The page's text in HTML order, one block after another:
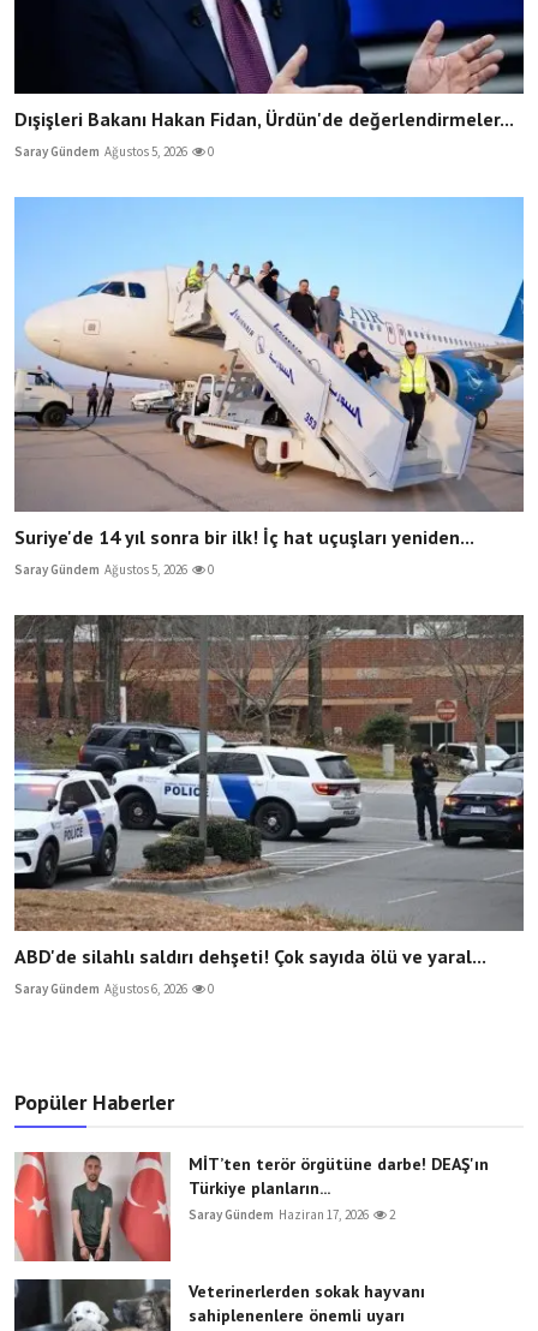
Dışişleri Bakanı Hakan Fidan, Ürdün'de değerlendirmeler...
Saray Gündem Ağustos 5, 2026 0
Suriye'de 14 yıl sonra bir ilk! İç hat uçuşları yeniden...
Saray Gündem Ağustos 5, 2026 0
ABD'de silahlı saldırı dehşeti! Çok sayıda ölü ve yaral...
Saray Gündem Ağustos 6, 2026 0
Popüler Haberler
MİT’ten terör örgütüne darbe! DEAŞ'ın
Türkiye planların...
Saray Gündem Haziran 17, 2026 2
Veterinerlerden sokak hayvanı
sahiplenenlere önemli uyarı